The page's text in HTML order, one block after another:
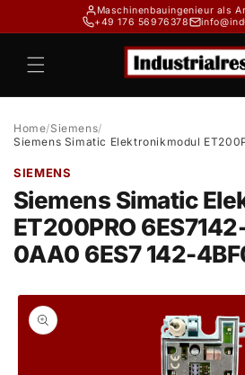
Inhalt
Maschinenbauingenieur als
+49 176 56976378
Home/Siemens/
Siemens Simatic Elektronikmodul
SIEMENS
Siemens Simatic
ET200PRO
0AA0 6ES7 142-